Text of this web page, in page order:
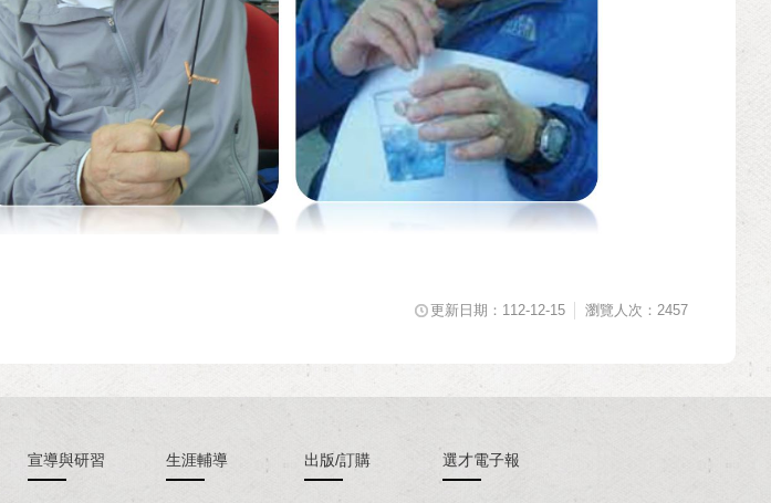
更新日期：112-12-15 瀏覽人次：2457
宣導與研習 生涯輔導 出版/訂購 選才電子報